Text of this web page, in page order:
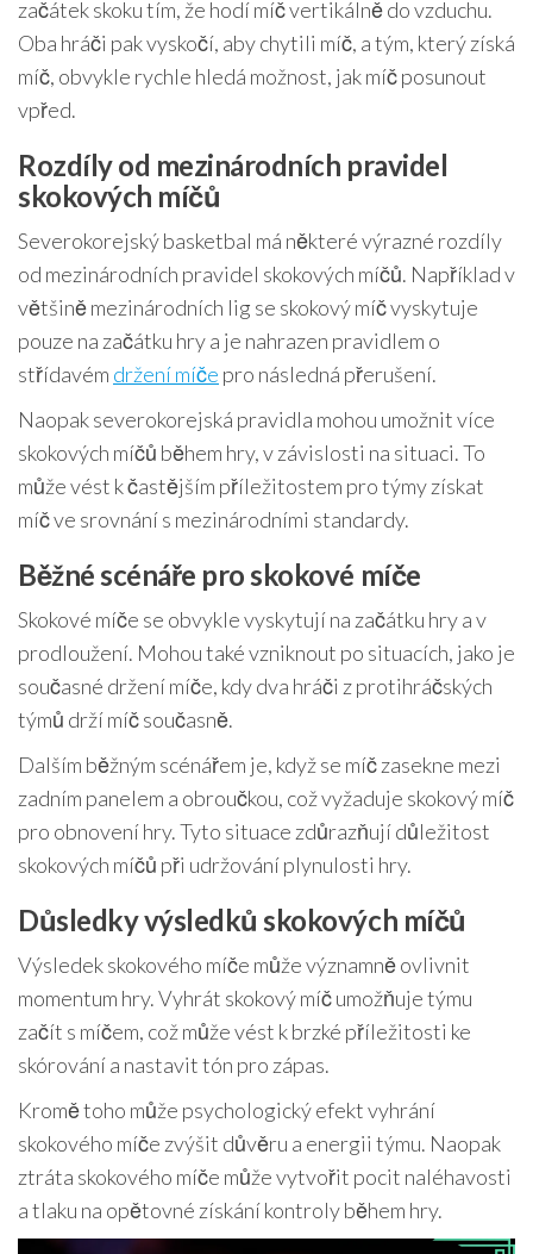
začátek skoku tím, že hodí míč vertikálně do vzduchu.
Oba hráči pak vyskočí, aby chytili míč, a tým, který získá
míč, obvykle rychle hledá možnost, jak míč posunout
vpřed.
Rozdíly od mezinárodních pravidel
skokových míčů
Severokorejský basketbal má některé výrazné rozdíly
od mezinárodních pravidel skokových míčů. Například v
většině mezinárodních lig se skokový míč vyskytuje
pouze na začátku hry a je nahrazen pravidlem o
střídavém držení míče pro následná přerušení.
Naopak severokorejská pravidla mohou umožnit více
skokových míčů během hry, v závislosti na situaci. To
může vést k častějším příležitostem pro týmy získat
míč ve srovnání s mezinárodními standardy.
Běžné scénáře pro skokové míče
Skokové míče se obvykle vyskytují na začátku hry a v
prodloužení. Mohou také vzniknout po situacích, jako je
současné držení míče, kdy dva hráči z protihráčských
týmů drží míč současně.
Dalším běžným scénářem je, když se míč zasekne mezi
zadním panelem a obroučkou, což vyžaduje skokový míč
pro obnovení hry. Tyto situace zdůrazňují důležitost
skokových míčů při udržování plynulosti hry.
Důsledky výsledků skokových míčů
Výsledek skokového míče může významně ovlivnit
momentum hry. Vyhrát skokový míč umožňuje týmu
začít s míčem, což může vést k brzké příležitosti ke
skórování a nastavit tón pro zápas.
Kromě toho může psychologický efekt vyhrání
skokového míče zvýšit důvěru a energii týmu. Naopak
ztráta skokového míče může vytvořit pocit naléhavosti
a tlaku na opětovné získání kontroly během hry.